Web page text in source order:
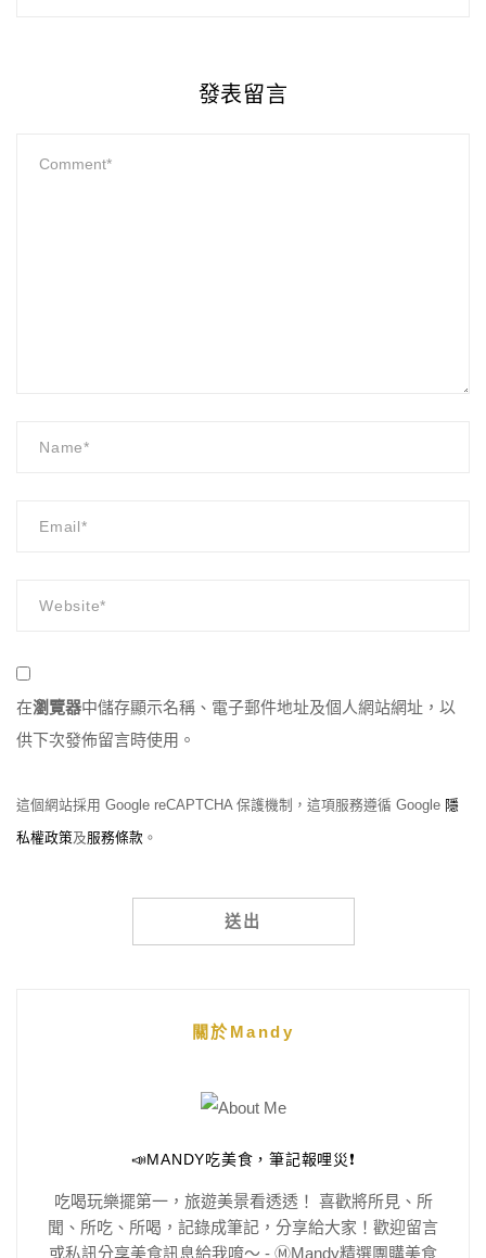
發表留言
在瀏覽器中儲存顯示名稱、電子郵件地址及個人網站網址，以
供下次發佈留言時使用。
這個網站採用 Google reCAPTCHA 保護機制，這項服務遵循 Google 隱
私權政策及服務條款 。
關於Mandy
📣MANDY吃美食，筆記報哩災❗️
吃喝玩樂擺第一，旅遊美景看透透！ 喜歡將所見、所
聞、所吃、所喝，記錄成筆記，分享給大家！歡迎留言
或私訊分享美食訊息給我唷～ - Ⓜ️Mandy精選團購美食